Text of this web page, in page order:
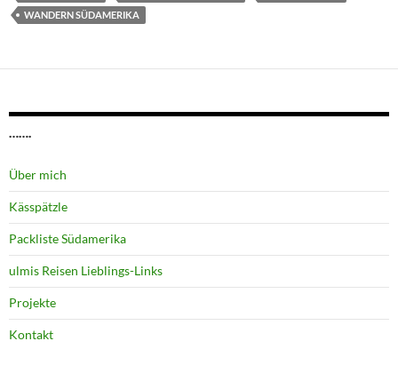
WANDERN SÜDAMERIKA
…….
Über mich
Kässpätzle
Packliste Südamerika
ulmis Reisen Lieblings-Links
Projekte
Kontakt